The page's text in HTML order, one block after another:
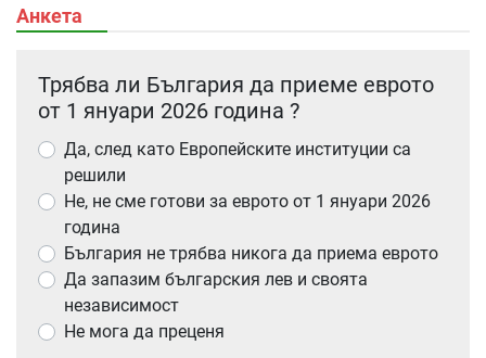
Анкета
Трябва ли България да приеме еврото
от 1 януари 2026 година ?
Да, след като Европейските институции са
решили
Не, не сме готови за еврото от 1 януари 2026
година
България не трябва никога да приема еврото
Да запазим българския лев и своята
независимост
Не мога да преценя